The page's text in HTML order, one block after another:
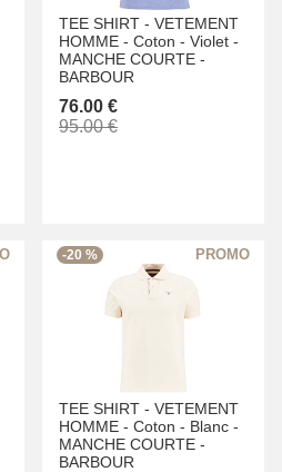
TEE SHIRT - VETEMENT
HOMME - Coton - Violet -
MANCHE COURTE -
BARBOUR
76.00 €
95.00 €
-20 %
TEE SHIRT - VETEMENT
HOMME - Coton - Blanc -
MANCHE COURTE -
BARBOUR